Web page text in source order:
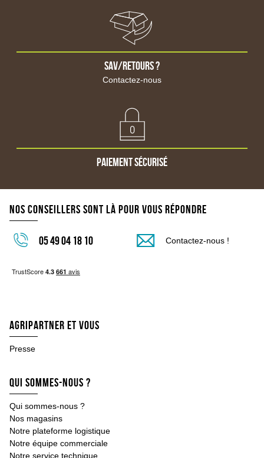
Mesure et qualité
Stockage et transfert de grain
Vanne vidange
Cuves souples
Cuve à eau
Motopompe et pompe
Jalon agricole
Consommable d'atelier
Aérosol divers
Hygiène
Marquage
Outillage à main
Clés à main
Cliquets, Rallonges
Douilles et coffrets
Tournevis
Pince , Tenaille, Coupe boulon
sav/retours ?
Contactez-nous
Paiement sécurisé
Nos conseillers sont là pour vous répondre
05 49 04 18 10 Contactez-nous !
Agripartner et vous
Presse
Qui sommes-nous ?
Qui sommes-nous ?
Nos magasins
Notre plateforme logistique
Notre équipe commerciale
Notre service technique